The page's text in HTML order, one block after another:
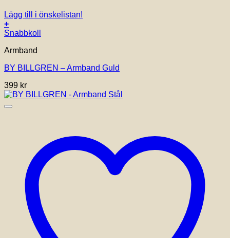
Lägg till i önskelistan!
+
Den
produkten
flera
De
olika
alternativen
produktsidan
Snabbkoll
Armband
BY BILLGREN – Armband Guld
399 kr